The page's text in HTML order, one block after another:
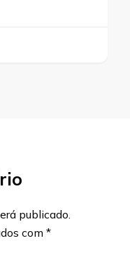
publicado.
com *